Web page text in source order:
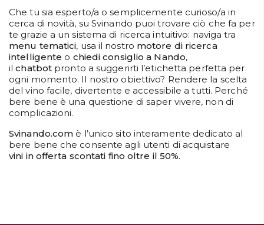
BIRRE
DISPENSA
TUTTO A
-30%
Accedi
Gift
Card
Che tu sia esperto/a o semplicemente curioso/a in
cerca di novità, su Svinando puoi trovare ciò che fa per
te grazie a un sistema di ricerca intuitivo: naviga tra
menu tematici, usa il nostro motore di ricerca
intelligente o chiedi consiglio a Nando,
ilchatbot pronto a suggerirti l’etichetta perfetta per
ogni momento. Il nostro obiettivo? Rendere la scelta
del vino facile, divertente e accessibile a tutti. Perché
bere bene è una questione di saper vivere, non di
complicazioni.
Svinando.com è l’unico sito interamente dedicato al
bere bene che consente agli utenti di acquistare
vini in offerta scontati fino oltre il 50%.